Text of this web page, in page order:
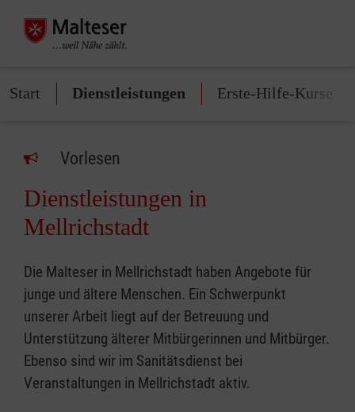
Start Dienstleistungen Erste-Hilfe-Kurse
Vorlesen
Dienstleistungen in
Mellrichstadt
Die Malteser in Mellrichstadt haben Angebote für
junge und ältere Menschen. Ein Schwerpunkt
unserer Arbeit liegt auf der Betreuung und
Unterstützung älterer Mitbürgerinnen und Mitbürger.
Ebenso sind wir im Sanitätsdienst bei
Veranstaltungen in Mellrichstadt aktiv.